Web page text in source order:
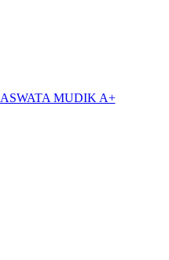
ASWATA MUDIK A+